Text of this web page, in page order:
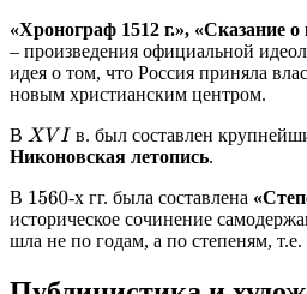
«Хронограф 1512 г.», «Сказание
– произведения официальной
идея о том, что Россия приняла
новым христианским центром.
В XVI
в. был составлен
Никоновская летопись.
В 1560-х гг. была составлена
историческое сочинение
шла не по годам, а по степеням,